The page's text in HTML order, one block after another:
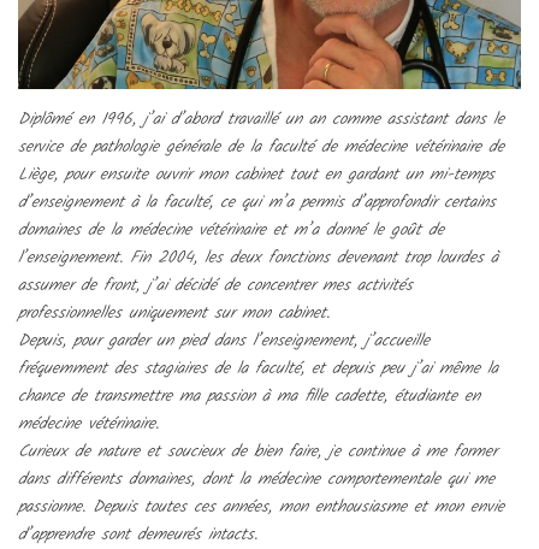
Diplômé en 1996, j’ai d’abord travaillé un an comme assistant dans le
service de pathologie générale de la faculté de médecine vétérinaire de
Liège, pour ensuite ouvrir mon cabinet tout en gardant un mi-temps
d’enseignement à la faculté, ce qui m’a permis d’approfondir certains
domaines de la médecine vétérinaire et m’a donné le goût de
l’enseignement. Fin 2004, les deux fonctions devenant trop lourdes à
assumer de front, j’ai décidé de concentrer mes activités
professionnelles uniquement sur mon cabinet.
Depuis, pour garder un pied dans l’enseignement, j’accueille
fréquemment des stagiaires de la faculté, et depuis peu j’ai même la
chance de transmettre ma passion à ma fille cadette, étudiante en
médecine vétérinaire.
Curieux de nature et soucieux de bien faire, je continue à me former
dans différents domaines, dont la médecine comportementale qui me
passionne. Depuis toutes ces années, mon enthousiasme et mon envie
d’apprendre sont demeurés intacts.